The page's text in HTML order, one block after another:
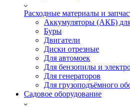
Расходные материалы и
Аккумуляторы (АКБ) для
Буры
Двигатели
Диски отрезные
Для автомоек
Для бензопилы и
Для генераторов
Для грузоподъёмного
Садовое оборудование